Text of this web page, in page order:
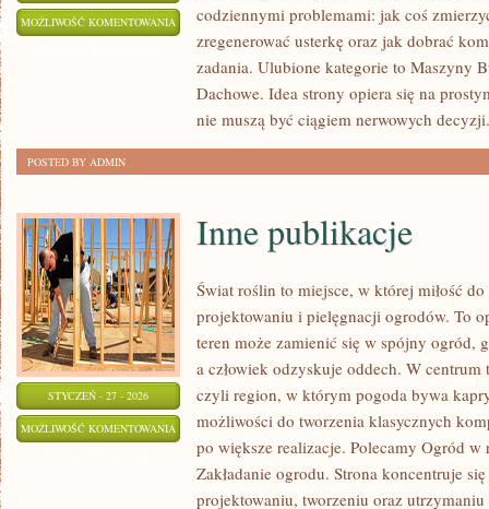
MOŻLIWOŚĆ KOMENTOWANIA MATERIAŁY
BUDOWLANE
codziennymi problemami: jak coś
zregenerować usterkę oraz jak dobrać
zadania. Ulubione kategorie to Maszyny
Dachowe. Idea strony opiera się na
nie muszą być ciągiem nerwowych
POSTED BY ADMIN
STYCZEŃ - 27 - 2026
MOŻLIWOŚĆ KOMENTOWANIA INNE
PUBLIKACJE
Inne publikacje
Świat roślin to miejsce, w której miłość
projektowaniu i pielęgnacji ogrodów. To
teren może zamienić się w spójny ogród,
a człowiek odzyskuje oddech. W
czyli region, w którym pogoda bywa
możliwości do tworzenia klasycznych
po większe realizacje. Polecamy Ogród
Zakładanie ogrodu. Strona koncentruje
projektowaniu, tworzeniu oraz